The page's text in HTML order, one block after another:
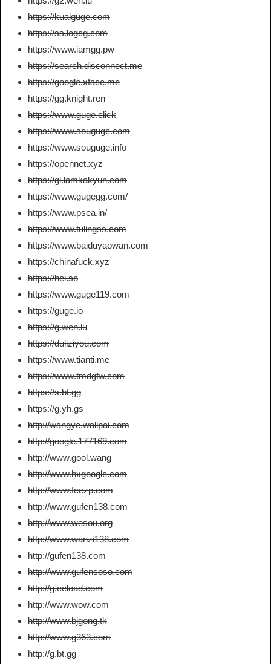
https://kuaiguge.com
https://ss.logcg.com
https://www.iamgg.pw
https://search.disconnect.me
https://google.xface.me
https://gg.knight.ren
https://www.guge.click
https://www.souguge.com
https://www.souguge.info
https://opennet.xyz
https://gl.lamkakyun.com
https://www.gugegg.com/
https://www.psea.in/
https://www.tulingss.com
https://www.baiduyaowan.com
https://chinafuck.xyz
https://hei.so
https://www.guge119.com
https://guge.io
https://g.wen.lu
https://duliziyou.com
https://www.tianti.me
https://www.tmdgfw.com
https://s.bt.gg
https://g.yh.gs
http://wangye.wallpai.com
http://google.177169.com
http://www.gool.wang
http://www.hxgoogle.com
http://www.fcczp.com
http://www.gufen138.com
http://www.wesou.org
http://www.wanzi138.com
http://gufen138.com
http://www.gufensoso.com
http://g.eeload.com
http://www.wow.com
http://www.bjgong.tk
http://www.g363.com
http://g.bt.gg